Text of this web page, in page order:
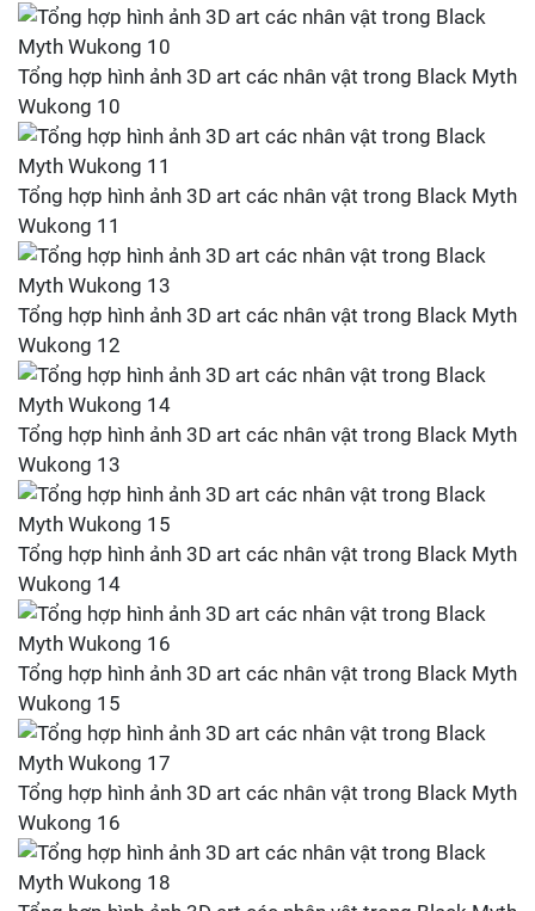
Tổng hợp hình ảnh 3D art các nhân vật trong Black Myth
Wukong 10
Tổng hợp hình ảnh 3D art các nhân vật trong Black Myth
Wukong 11
Tổng hợp hình ảnh 3D art các nhân vật trong Black Myth
Wukong 12
Tổng hợp hình ảnh 3D art các nhân vật trong Black Myth
Wukong 13
Tổng hợp hình ảnh 3D art các nhân vật trong Black Myth
Wukong 14
Tổng hợp hình ảnh 3D art các nhân vật trong Black Myth
Wukong 15
Tổng hợp hình ảnh 3D art các nhân vật trong Black Myth
Wukong 16